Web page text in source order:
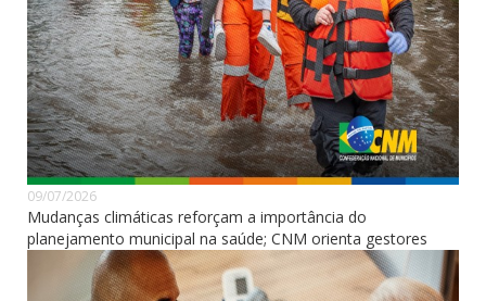
09/07/2026
Mudanças climáticas reforçam a importância do
planejamento municipal na saúde; CNM orienta gestores